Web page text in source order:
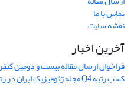
تماس با ما
نقشه سایت
آخرین اخبار
فراخوان ارسال مقاله بیست و دومین